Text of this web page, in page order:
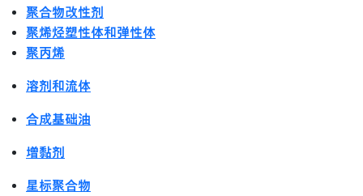
聚合物改性剂
聚烯烃塑性体和弹性体
聚丙烯
溶剂和流体
合成基础油
增黏剂
星标聚合物